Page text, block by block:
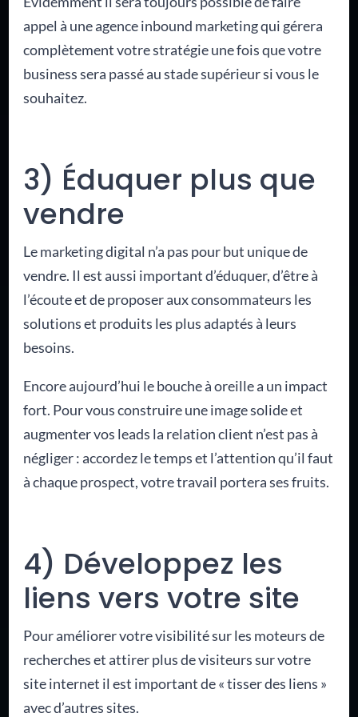
appel à une agence inbound marketing qui gérera
complètement votre stratégie une fois que votre
business sera passé au stade supérieur si vous le
souhaitez.
3) Éduquer plus que
vendre
Le marketing digital n’a pas pour but unique de
vendre. Il est aussi important d’éduquer, d’être à
l’écoute et de proposer aux consommateurs les
solutions et produits les plus adaptés à leurs
besoins.
Encore aujourd’hui le bouche à oreille a un impact
fort. Pour vous construire une image solide et
augmenter vos leads la relation client n’est pas à
négliger : accordez le temps et l’attention qu’il faut
à chaque prospect, votre travail portera ses fruits.
4) Développez les
liens vers votre site
Pour améliorer votre visibilité sur les moteurs de
recherches et attirer plus de visiteurs sur votre
site internet il est important de « tisser des liens »
avec d’autres sites.